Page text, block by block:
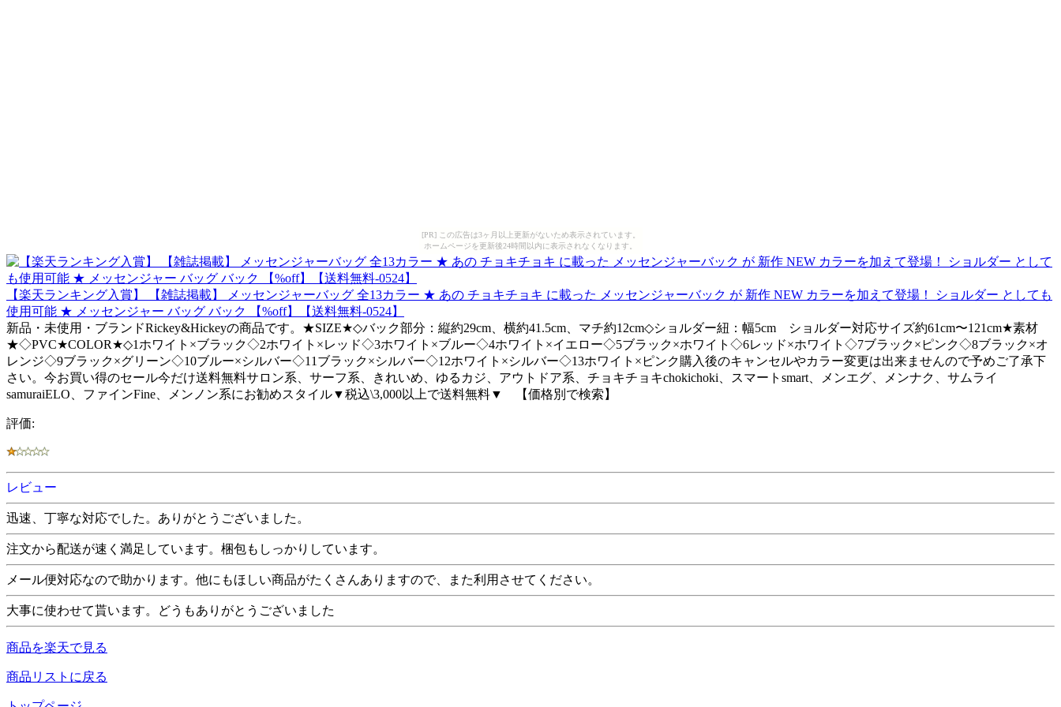
[PR] この広告は3ヶ月以上更新がないため表示されています。
ホームページを更新後24時間以内に表示されなくなります。
【楽天ランキング入賞】 【雑誌掲載】 メッセンジャーバッグ 全13カラー ★ あの チョキチョキ に載った メッセンジャーバック が 新作 NEW カラーを加えて登場！ ショルダー としても
使用可能 ★ メッセンジャー バッグ バック 【%off】【送料無料-0524】
新品・未使用・ブランドRickey&Hickeyの商品です。★SIZE★◇バック部分：縦約29cm、横約41.5cm、マチ約12cm◇ショルダー紐：幅5cm ショルダー対応サイズ約61cm〜121cm★素材
★◇PVC★COLOR★◇1ホワイト×ブラック◇2ホワイト×レッド◇3ホワイト×ブルー◇4ホワイト×イエロー◇5ブラック×ホワイト◇6レッド×ホワイト◇7ブラック×ピンク◇8ブラック×オ
レンジ◇9ブラック×グリーン◇10ブルー×シルバー◇11ブラック×シルバー◇12ホワイト×シルバー◇13ホワイト×ピンク購入後のキャンセルやカラー変更は出来ませんので予めご了承下
さい。今お買い得のセール今だけ送料無料サロン系、サーフ系、きれいめ、ゆるカジ、アウトドア系、チョキチョキchokichoki、スマートsmart、メンエグ、メンナク、サムライ
samuraiELO、ファインFine、メンノン系にお勧めスタイル▼税込\3,000以上で送料無料▼ 【価格別で検索】
評価:
レビュー
迅速、丁寧な対応でした。ありがとうございました。
注文から配送が速く満足しています。梱包もしっかりしています。
メール便対応なので助かります。他にもほしい商品がたくさんありますので、また利用させてください。
大事に使わせて貰います。どうもありがとうございました
商品を楽天で見る
商品リストに戻る